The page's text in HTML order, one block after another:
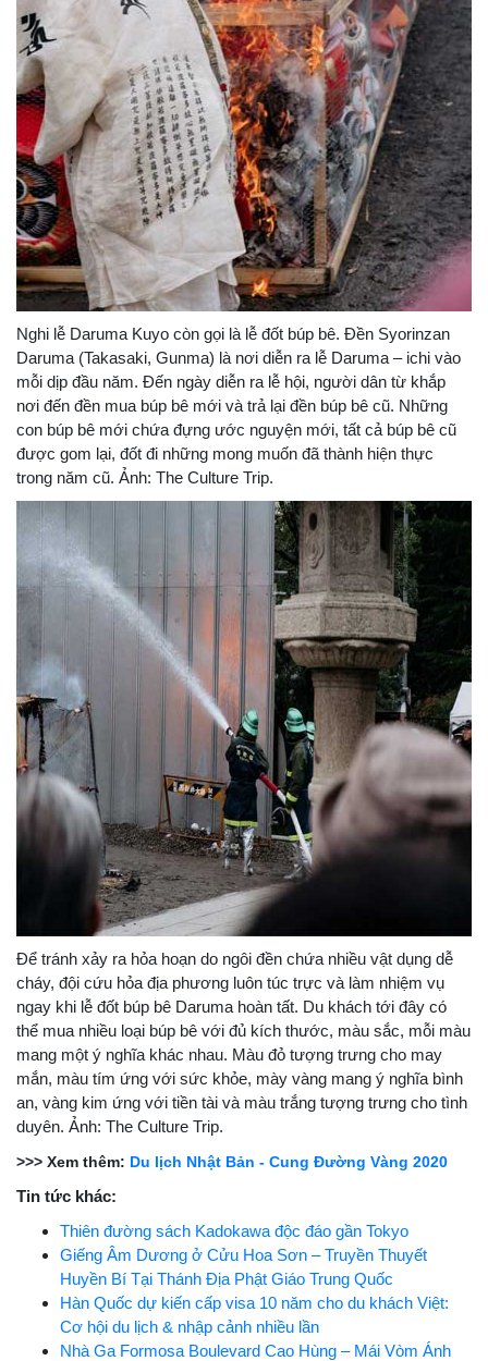
Nghi lễ Daruma Kuyo còn gọi là lễ đốt búp bê. Đền Syorinzan
Daruma (Takasaki, Gunma) là nơi diễn ra lễ Daruma – ichi vào
mỗi dịp đầu năm. Đến ngày diễn ra lễ hội, người dân từ khắp
nơi đến đền mua búp bê mới và trả lại đền búp bê cũ. Những
con búp bê mới chứa đựng ước nguyện mới, tất cả búp bê cũ
được gom lại, đốt đi những mong muốn đã thành hiện thực
trong năm cũ. Ảnh: The Culture Trip.
Để tránh xảy ra hỏa hoạn do ngôi đền chứa nhiều vật dụng dễ
cháy, đội cứu hỏa địa phương luôn túc trực và làm nhiệm vụ
ngay khi lễ đốt búp bê Daruma hoàn tất. Du khách tới đây có
thể mua nhiều loại búp bê với đủ kích thước, màu sắc, mỗi màu
mang một ý nghĩa khác nhau. Màu đỏ tượng trưng cho may
mắn, màu tím ứng với sức khỏe, mày vàng mang ý nghĩa bình
an, vàng kim ứng với tiền tài và màu trắng tượng trưng cho tình
duyên. Ảnh: The Culture Trip.
>>> Xem thêm: Du lịch Nhật Bản - Cung Đường Vàng 2020
Tin tức khác:
Thiên đường sách Kadokawa độc đáo gần Tokyo
Giếng Âm Dương ở Cửu Hoa Sơn – Truyền Thuyết
Huyền Bí Tại Thánh Địa Phật Giáo Trung Quốc
Hàn Quốc dự kiến cấp visa 10 năm cho du khách Việt:
Cơ hội du lịch & nhập cảnh nhiều lần
Nhà Ga Formosa Boulevard Cao Hùng – Mái Vòm Ánh